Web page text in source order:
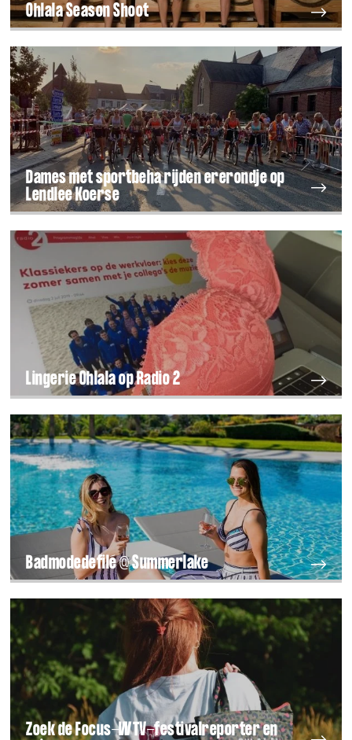
Ohlala Season Shoot
Dames met sportbeha rijden ererondje op
Lendlee Koerse
Lingerie Ohlala op Radio 2
Badmodedefilé @ Summerlake
Zoek de Focus-WTV-festivalreporter en